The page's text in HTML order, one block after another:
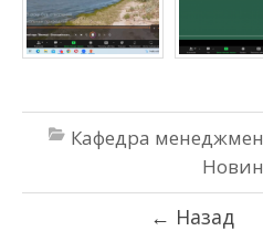
Кафедра
← Назад